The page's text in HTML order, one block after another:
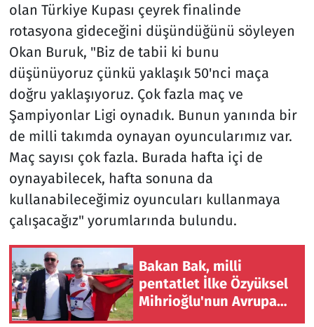
olan Türkiye Kupası çeyrek finalinde
rotasyona gideceğini düşündüğünü söyleyen
Okan Buruk, "Biz de tabii ki bunu
düşünüyoruz çünkü yaklaşık 50'nci maça
doğru yaklaşıyoruz. Çok fazla maç ve
Şampiyonlar Ligi oynadık. Bunun yanında bir
de milli takımda oynayan oyuncularımız var.
Maç sayısı çok fazla. Burada hafta içi de
oynayabilecek, hafta sonuna da
kullanabileceğimiz oyuncuları kullanmaya
çalışacağız" yorumlarında bulundu.
Bakan Bak, milli
pentatlet İlke Özyüksel
Mihrioğlu'nun Avrupa